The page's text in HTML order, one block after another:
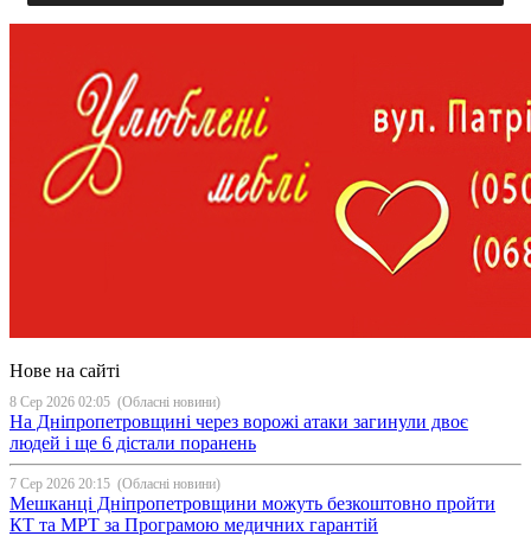
Нове на сайті
8 Сер 2026 02:05 (Обласні новини)
На Дніпропетровщині через ворожі атаки загинули двоє
людей і ще 6 дістали поранень
7 Сер 2026 20:15 (Обласні новини)
Мешканці Дніпропетровщини можуть безкоштовно пройти
КТ та МРТ за Програмою медичних гарантій